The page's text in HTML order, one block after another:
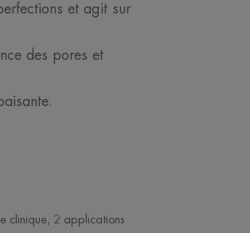
et agit sur
des pores et
clinique, 2 applications